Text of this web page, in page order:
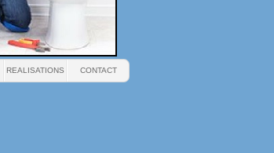
REALISATIONS CONTACT